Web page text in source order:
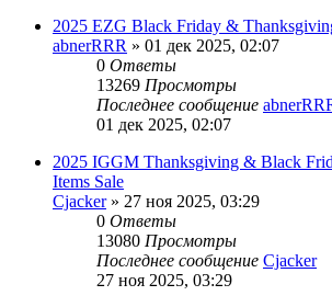
2025 EZG Black Friday &
abnerRRR » 01 дек 2025, 02:07
0 Ответы
13269 Просмотры
Последнее сообщение
01 дек 2025, 02:07
2025 IGGM Thanksgiving & Black
Items Sale
Cjacker» 27 ноя 2025, 03:29
0 Ответы
13080 Просмотры
Последнее сообщение Cjacker
27 ноя 2025, 03:29